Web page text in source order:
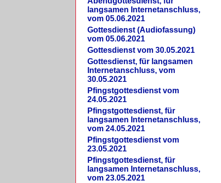
langsamen Internetanschluss,
vom 05.06.2021
Gottesdienst (Audiofassung)
vom 05.06.2021
Gottesdienst vom 30.05.2021
Gottesdienst, für langsamen
Internetanschluss, vom
30.05.2021
Pfingstgottesdienst vom
24.05.2021
Pfingstgottesdienst, für
langsamen Internetanschluss,
vom 24.05.2021
Pfingstgottesdienst vom
23.05.2021
Pfingstgottesdienst, für
langsamen Internetanschluss,
vom 23.05.2021